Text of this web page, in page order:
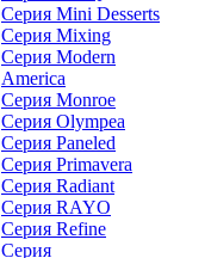
Серия Mini Desserts
Серия Mixing
Серия Modern
America
Серия Monroe
Серия Olympea
Серия Paneled
Серия Primavera
Серия Radiant
Серия RAYO
Серия Refine
Серия